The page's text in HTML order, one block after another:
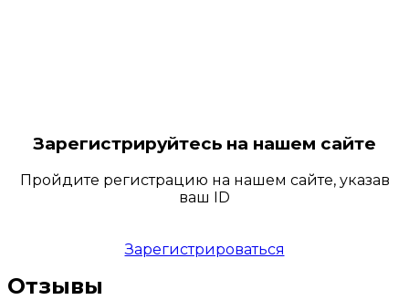
Зарегистрируйтесь на нашем сайте
Пройдите регистрацию на нашем сайте, указав
ваш ID
Зарегистрироваться
Отзывы